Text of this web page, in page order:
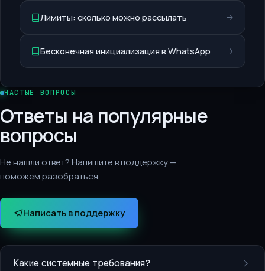
Лимиты: сколько можно рассылать
Бесконечная инициализация в WhatsApp
ЧАСТЫЕ ВОПРОСЫ
Ответы на популярные
вопросы
Не нашли ответ? Напишите в поддержку —
поможем разобраться.
Написать в поддержку
Какие системные требования?